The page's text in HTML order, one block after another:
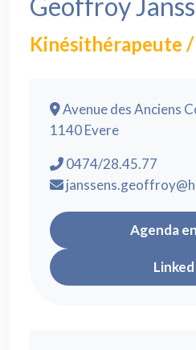
Kinésithérapeute
Avenue des Anciens
1140 Evere
0474/28.45.77
Agenda